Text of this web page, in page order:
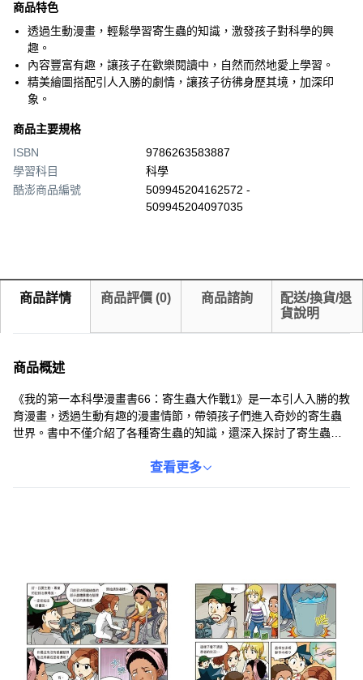
商品特色
透過生動漫畫，輕鬆學習寄生蟲的知識，激發孩子對科學的興
趣。
內容豐富有趣，讓孩子在歡樂閱讀中，自然而然地愛上學習。
精美繪圖搭配引人入勝的劇情，讓孩子彷彿身歷其境，加深印
象。
商品主要規格
ISBN
9786263583887
學習科目
科學
酷澎商品編號
509945204162572 -
509945204097035
商品詳情 商品評價 (0) 商品諮詢
配送/換貨/退
貨說明
商品概述
《我的第一本科學漫畫書66：寄生蟲大作戰1》是一本引人入勝的教
育漫畫，透過生動有趣的漫畫情節，帶領孩子們進入奇妙的寄生蟲
世界。書中不僅介紹了各種寄生蟲的知識，還深入探討了寄生蟲與
入勝的劇情，讓孩子們在輕鬆愉快的閱讀中，自然而然地愛上學
查看更多